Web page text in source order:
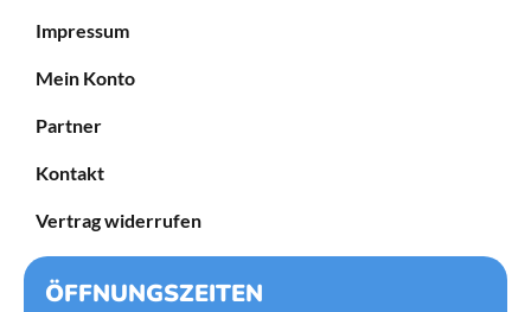
Impressum
Mein Konto
Partner
Kontakt
Vertrag widerrufen
ÖFFNUNGSZEITEN